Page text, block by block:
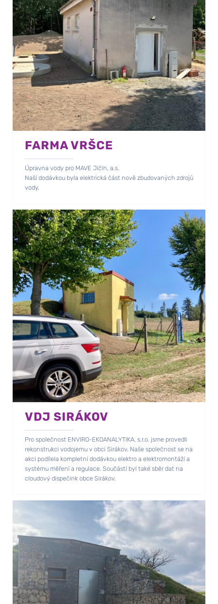
FARMA VRŠCE
Úpravna vody pro MAVE Jičín, a.s.
Naší dodávkou byla elektrická část nově zbudovaných zdrojů
vody.
VDJ SIRÁKOV
Pro společnost ENVIRO-EKOANALYTIKA, s.r.o. jsme provedli
rekonstrukci vodojemu v obci Sirákov. Naše společnost se na
akci podílela kompletní dodávkou elektro a elektromontáží a
systému měření a regulace. Součástí byl také sběr dat na
cloudový dispečink obce Sirákov.